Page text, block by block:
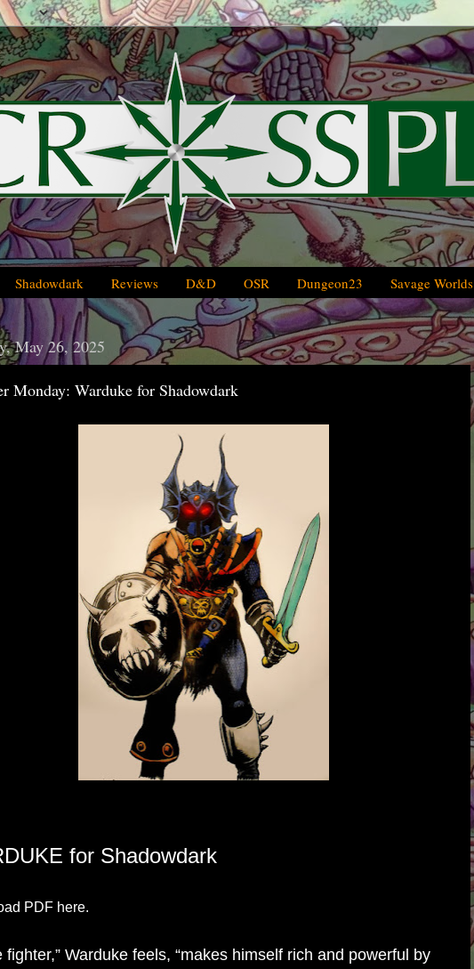
Shadowdark Reviews D&D OSR Dungeon23 Savage Worlds
May 26, 2025
Monday: Warduke for Shadowdark
for Shadowdark
PDF here.
fighter,” Warduke feels, “makes himself rich and powerful by